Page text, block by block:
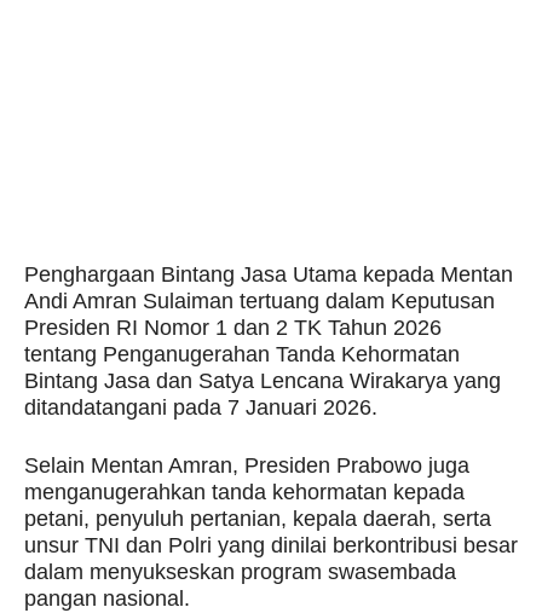
Penghargaan Bintang Jasa Utama kepada Mentan
Andi Amran Sulaiman tertuang dalam Keputusan
Presiden RI Nomor 1 dan 2 TK Tahun 2026
tentang Penganugerahan Tanda Kehormatan
Bintang Jasa dan Satya Lencana Wirakarya yang
ditandatangani pada 7 Januari 2026.
Selain Mentan Amran, Presiden Prabowo juga
menganugerahkan tanda kehormatan kepada
petani, penyuluh pertanian, kepala daerah, serta
unsur TNI dan Polri yang dinilai berkontribusi besar
dalam menyukseskan program swasembada
pangan nasional.